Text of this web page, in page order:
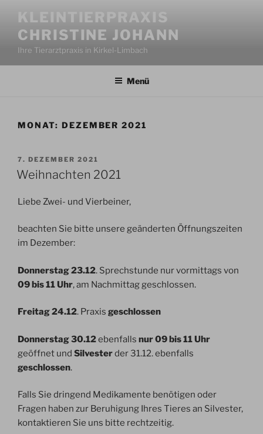
Inhalt
springen
KLEINTIERPRAXIS
CHRISTINE JOHANN
Ihre Tierarztpraxis in Kirkel-Limbach
Menü
MONAT: DEZEMBER 2021
VERÖFFENTLICHT
AM
7. DEZEMBER 2021
Weihnachten 2021
Liebe Zwei- und Vierbeiner,
beachten Sie bitte unsere geänderten Öffnungszeiten
im Dezember:
Donnerstag 23.12. Sprechstunde nur vormittags von
09 bis 11 Uhr, am Nachmittag geschlossen.
Freitag 24.12. Praxis geschlossen
Donnerstag 30.12ebenfalls nur 09 bis 11 Uhr
geöffnet und Silvesterder 31.12. ebenfalls
geschlossen.
Falls Sie dringend Medikamente benötigen oder
Fragen haben zur Beruhigung Ihres Tieres an Silvester,
kontaktieren Sie uns bitte rechtzeitig.